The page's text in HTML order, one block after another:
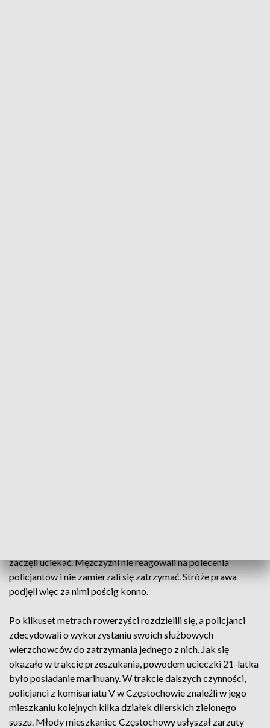
zaczęli uciekać. Mężczyźni nie reagowali na polecenia
policjantów i nie zamierzali się zatrzymać. Stróże prawa
podjęli więc za nimi pościg konno.
Po kilkuset metrach rowerzyści rozdzielili się, a policjanci
zdecydowali o wykorzystaniu swoich służbowych
wierzchowców do zatrzymania jednego z nich. Jak się
okazało w trakcie przeszukania, powodem ucieczki 21-latka
było posiadanie marihuany. W trakcie dalszych czynności,
policjanci z komisariatu V w Częstochowie znaleźli w jego
mieszkaniu kolejnych kilka działek dilerskich zielonego
suszu. Młody mieszkaniec Częstochowy usłyszał zarzuty